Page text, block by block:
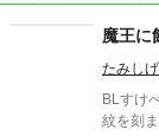
魔王に
たみしげ
BLすけ
紋を刻